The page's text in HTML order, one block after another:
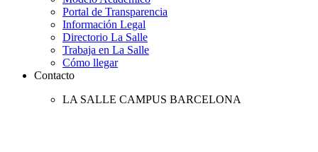
Portal de Transparencia
Información Legal
Directorio La Salle
Trabaja en La Salle
Cómo llegar
Contacto
LA SALLE CAMPUS BARCELONA